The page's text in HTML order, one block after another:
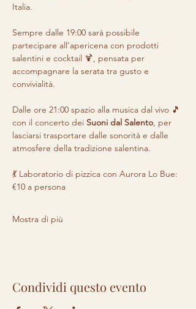
Italia.
Sempre dalle 19:00 sarà possibile
partecipare all’apericena con prodotti
salentini e cocktail 🍹, pensata per
accompagnare la serata tra gusto e
convivialità.
Dalle ore 21:00 spazio alla musica dal vivo 🎵
con il concerto dei Suoni dal Salento, per
lasciarsi trasportare dalle sonorità e dalle
atmosfere della tradizione salentina.
💃 Laboratorio di pizzica con Aurora Lo Bue:
€10 a persona
Mostra di più
Condividi questo evento